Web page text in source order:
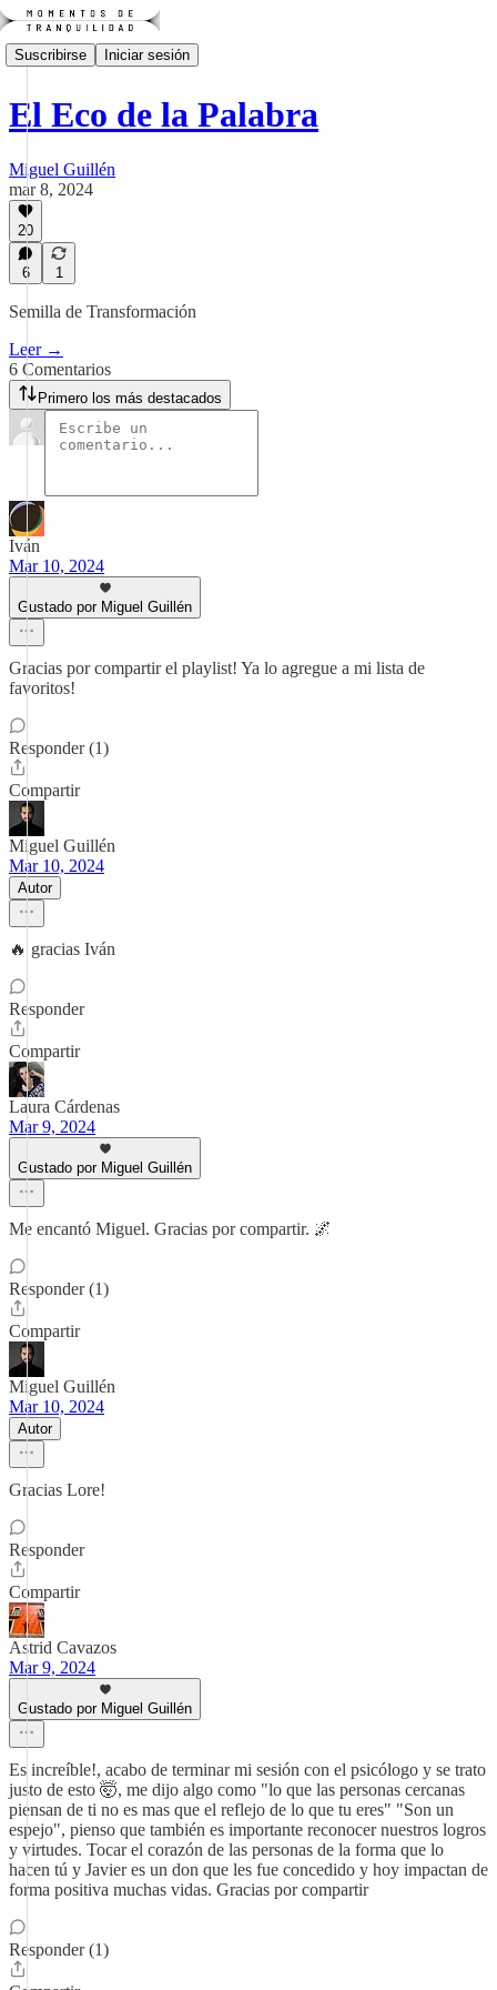
Suscribirse Iniciar sesión
El Eco de la Palabra
Miguel Guillén
mar 8, 2024
20
6 1
Semilla de Transformación
Leer →
6 Comentarios
Primero los más destacados
Iván
Mar 10, 2024
Gustado por Miguel Guillén
Gracias por compartir el playlist! Ya lo agregue a mi lista de
favoritos!
Responder (1)
Compartir
Miguel Guillén
Mar 10, 2024
Autor
🔥 gracias Iván
Responder
Compartir
Laura Cárdenas
Mar 9, 2024
Gustado por Miguel Guillén
Me encantó Miguel. Gracias por compartir. 🌌
Responder (1)
Compartir
Miguel Guillén
Mar 10, 2024
Autor
Gracias Lore!
Responder
Compartir
Astrid Cavazos
Mar 9, 2024
Gustado por Miguel Guillén
Es increíble!, acabo de terminar mi sesión con el psicólogo y se trato
justo de esto 🤯, me dijo algo como "lo que las personas cercanas
piensan de ti no es mas que el reflejo de lo que tu eres" "Son un
espejo", pienso que también es importante reconocer nuestros logros
y virtudes. Tocar el corazón de las personas de la forma que lo
hacen tú y Javier es un don que les fue concedido y hoy impactan de
forma positiva muchas vidas. Gracias por compartir
Responder (1)